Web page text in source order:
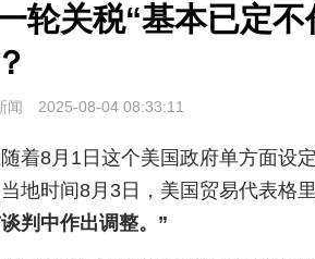
体育 娱乐
轮关税“基本已定
闻 2025-08-04 08:33:11
随着8月1日这个美国政府单方面设
地时间8月3日，美国贸易代表格
判中作出调整。”